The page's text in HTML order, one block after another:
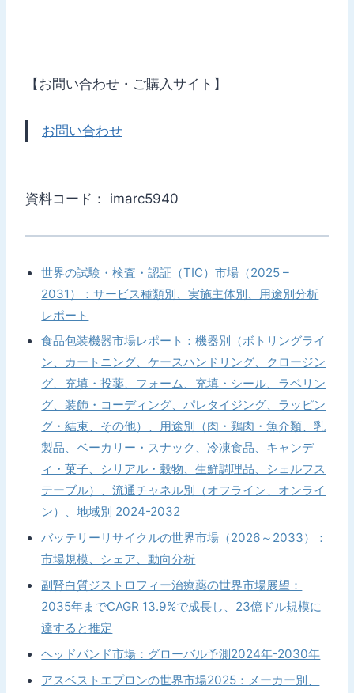
【お問い合わせ・ご購入サイト】
お問い合わせ
資料コード： imarc5940
世界の試験・検査・認証（TIC）市場（2025 –
2031）：サービス種類別、実施主体別、用途別分析
レポート
食品包装機器市場レポート：機器別（ボトリングライ
ン、カートニング、ケースハンドリング、クロージン
グ、充填・投薬、フォーム、充填・シール、ラベリン
グ、装飾・コーディング、パレタイジング、ラッピン
グ・結束、その他）、用途別（肉・鶏肉・魚介類、乳
製品、ベーカリー・スナック、冷凍食品、キャンデ
ィ・菓子、シリアル・穀物、生鮮調理品、シェルフス
テーブル）、流通チャネル別（オフライン、オンライ
ン）、地域別 2024-2032
バッテリーリサイクルの世界市場（2026～2033）：
市場規模、シェア、動向分析
副腎白質ジストロフィー治療薬の世界市場展望：
2035年までCAGR 13.9%で成長し、23億ドル規模に
達すると推定
ヘッドバンド市場：グローバル予測2024年-2030年
アスベストエプロンの世界市場2025：メーカー別、